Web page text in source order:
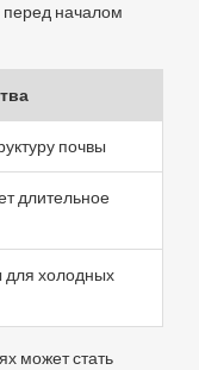
перед началом
почвы
длительное
холодных
может стать